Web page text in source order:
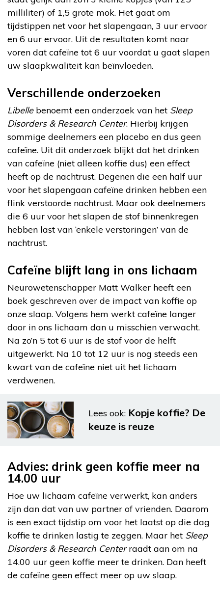
milliliter) of 1,5 grote mok. Het gaat om
tijdstippen net voor het slapengaan, 3 uur ervoor
en 6 uur ervoor. Uit de resultaten komt naar
voren dat cafeïne tot 6 uur voordat u gaat slapen
uw slaapkwaliteit kan beïnvloeden.
Verschillende onderzoeken
Libellebenoemt een onderzoek van het Sleep
Disorders & Research Center. Hierbij krijgen
sommige deelnemers een placebo en dus geen
cafeïne. Uit dit onderzoek blijkt dat het drinken
van cafeïne (niet alleen koffie dus) een effect
heeft op de nachtrust. Degenen die een half uur
voor het slapengaan cafeïne drinken hebben een
flink verstoorde nachtrust. Maar ook deelnemers
die 6 uur voor het slapen de stof binnenkregen
hebben last van ‘enkele verstoringen’ van de
nachtrust.
Cafeïne blijft lang in ons lichaam
Neurowetenschapper Matt Walker heeft een
boek geschreven over de impact van koffie op
onze slaap. Volgens hem werkt cafeïne langer
door in ons lichaam dan u misschien verwacht.
Na zo’n 5 tot 6 uur is de stof voor de helft
uitgewerkt. Na 10 tot 12 uur is nog steeds een
kwart van de cafeïne niet uit het lichaam
verdwenen.
Lees ook: Kopje koffie? De
keuze is reuze
Advies: drink geen koffie meer na
14.00 uur
Hoe uw lichaam cafeïne verwerkt, kan anders
zijn dan dat van uw partner of vrienden. Daarom
is een exact tijdstip om voor het laatst op die dag
koffie te drinken lastig te zeggen. Maar het Sleep
Disorders & Research Centerraadt aan om na
14.00 uur geen koffie meer te drinken. Dan heeft
de cafeïne geen effect meer op uw slaap.